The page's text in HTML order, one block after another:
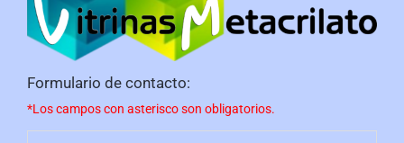
Formulario de contacto:
*Los campos con asterisco son obligatorios.